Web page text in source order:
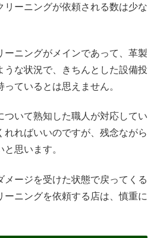
リーニングが依頼される数は少な
ーニングがメインであって、革製
うな状況で、きちんとした設備投
ているとは思えません。
ついて熟知した職人が対応してい
れればいいのですが、残念ながら
思います。
メージを受けた状態で戻ってくる
ーニングを依頼する店は、慎重に